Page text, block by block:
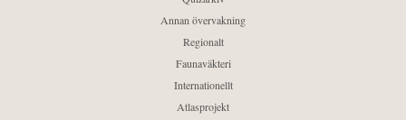
Annan övervakning
Regionalt
Faunaväkteri
Internationellt
Atlasprojekt